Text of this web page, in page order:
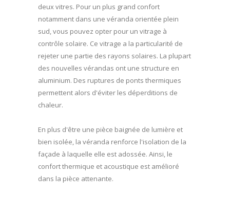
deux vitres. Pour un plus grand confort
notamment dans une véranda orientée plein
sud, vous pouvez opter pour un vitrage à
contrôle solaire. Ce vitrage a la particularité de
rejeter une partie des rayons solaires. La plupart
des nouvelles vérandas ont une structure en
aluminium. Des ruptures de ponts thermiques
permettent alors d'éviter les déperditions de
chaleur.
En plus d'être une pièce baignée de lumière et
bien isolée, la véranda renforce l'isolation de la
façade à laquelle elle est adossée. Ainsi, le
confort thermique et acoustique est amélioré
dans la pièce attenante.